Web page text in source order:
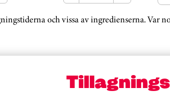
och vissa av ingredienserna. Var